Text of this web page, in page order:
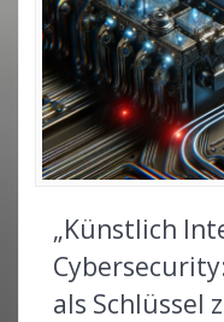
„Künstlich
als Schlüssel